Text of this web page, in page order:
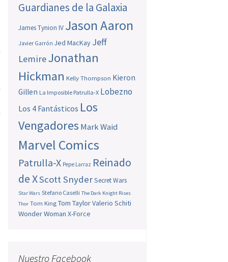
Guardianes de la Galaxia
James Tynion IV Jason Aaron
Javier Garrón Jed MacKay Jeff
LemireJonathan
Hickman Kelly Thompson Kieron
Gillen La Imposible Patrulla-X Lobezno
Los 4 Fantásticos Los
Vengadores Mark Waid
Marvel Comics
Patrulla-X Pepe Larraz Reinado
de XScott SnyderSecret Wars
Star Wars Stefano Caselli The Dark Knight Rises
Thor Tom King Tom TaylorValerio Schiti
Wonder Woman X-Force
Nuestro Facebook